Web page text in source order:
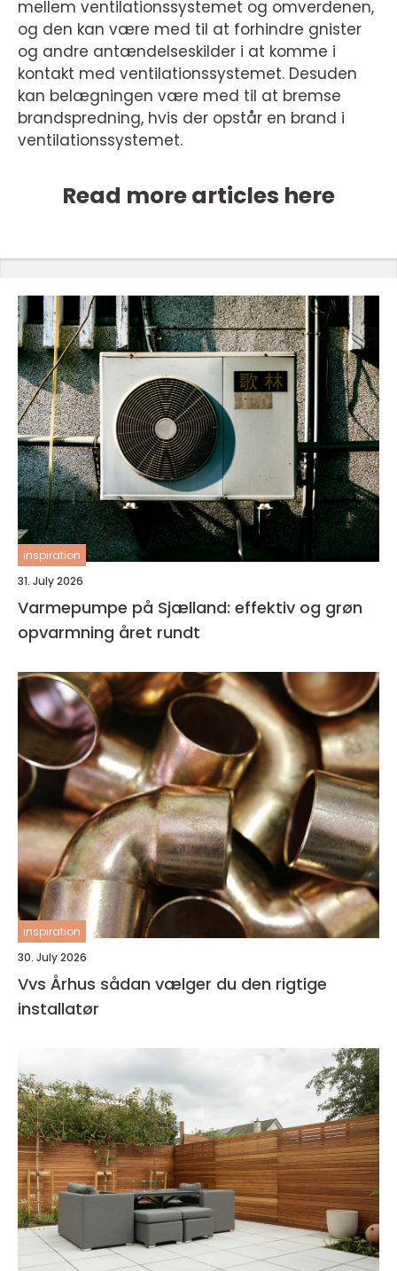
mellem ventilationssystemet og omverdenen,
og den kan være med til at forhindre gnister
og andre antændelseskilder i at komme i
kontakt med ventilationssystemet. Desuden
kan belægningen være med til at bremse
brandspredning, hvis der opstår en brand i
ventilationssystemet.
Read more articles here
inspiration
31. July 2026
Varmepumpe på Sjælland: effektiv og grøn
opvarmning året rundt
inspiration
30. July 2026
Vvs Århus sådan vælger du den rigtige
installatør